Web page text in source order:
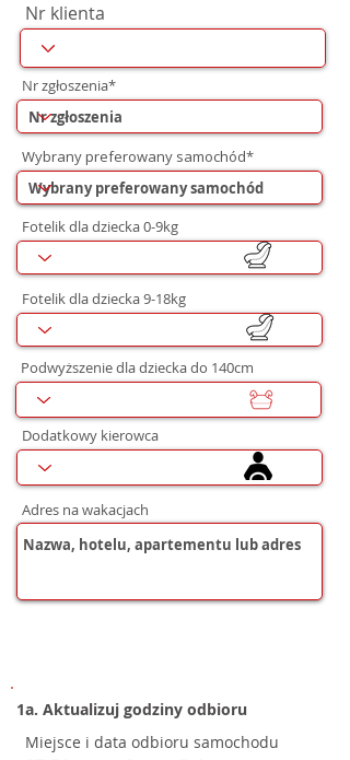
Nr klienta
Nr zgłoszenia*
Wybrany preferowany samochód*
Fotelik dla dziecka 0-9kg
Fotelik dla dziecka 9-18kg
Podwyższenie dla dziecka do 140cm
Dodatkowy kierowca
Adres na wakacjach
1a. Aktualizuj godziny odbioru
Miejsce i data odbioru samochodu